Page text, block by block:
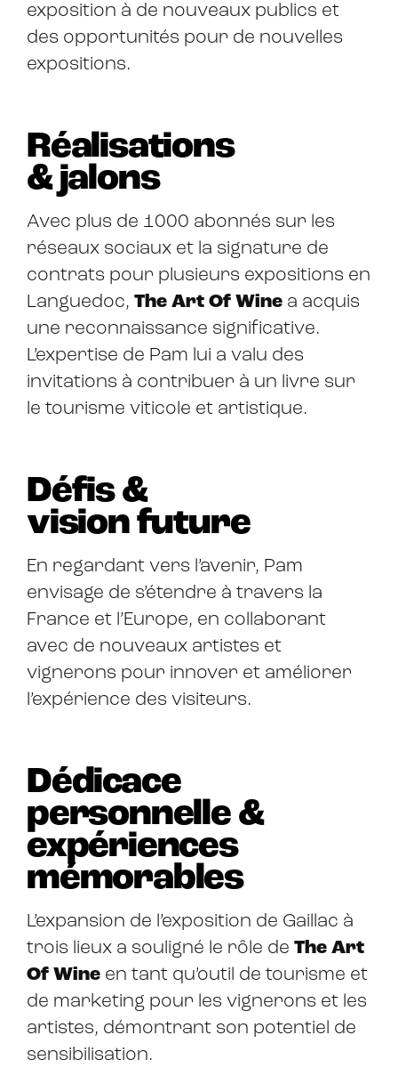
exposition à de nouveaux publics et
des opportunités pour de nouvelles
expositions.
Réalisations
& jalons
Avec plus de 1000 abonnés sur les
réseaux sociaux et la signature de
contrats pour plusieurs expositions en
Languedoc, The Art Of Wine a acquis
une reconnaissance significative.
L’expertise de Pam lui a valu des
invitations à contribuer à un livre sur
le tourisme viticole et artistique.
En regardant vers l’avenir, Pam
envisage de s’étendre à travers la
France et l’Europe, en collaborant
avec de nouveaux artistes et
vignerons pour innover et améliorer
l’expérience des visiteurs.
Défis &
vision future
Dédicace
personnelle &
expériences
mémorables
L’expansion de l’exposition de Gaillac à
trois lieux a souligné le rôle de The Art
Of Wine en tant qu’outil de tourisme et
de marketing pour les vignerons et les
artistes, démontrant son potentiel de
sensibilisation.